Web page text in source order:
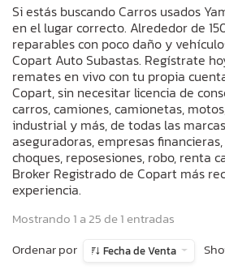
Si estás buscando Carros usados
en el lugar correcto. Alrededor de
reparables con poco daño y
Copart Auto Subastas. Regístrate
remates en vivo con tu propia
Copart, sin necesitar licencia de
carros, camiones, camionetas,
industrial y más, de todas las
aseguradoras, empresas
choques, reposesiones, robo, renta
Broker Registrado de Copart más
experiencia.
Mostrando 1 a 25 de 1 entradas
Ordenar por
Fecha de Venta